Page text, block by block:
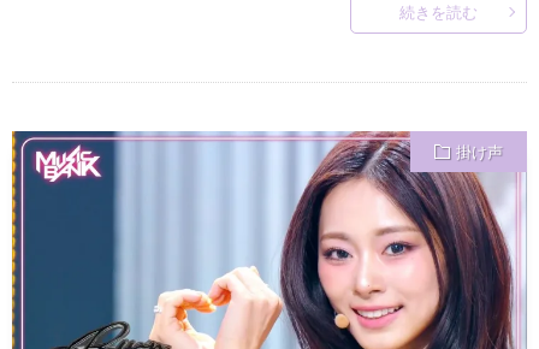
続きを読む
掛け声